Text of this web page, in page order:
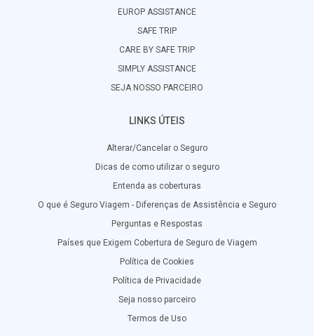
EUROP ASSISTANCE
SAFE TRIP
CARE BY SAFE TRIP
SIMPLY ASSISTANCE
SEJA NOSSO PARCEIRO
LINKS ÚTEIS
Alterar/Cancelar o Seguro
Dicas de como utilizar o seguro
Entenda as coberturas
O que é Seguro Viagem - Diferenças de Assistência e Seguro
Perguntas e Respostas
Países que Exigem Cobertura de Seguro de Viagem
Política de Cookies
Política de Privacidade
Seja nosso parceiro
Termos de Uso